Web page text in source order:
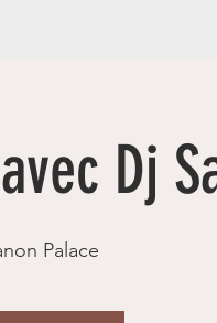
Dj
Palace